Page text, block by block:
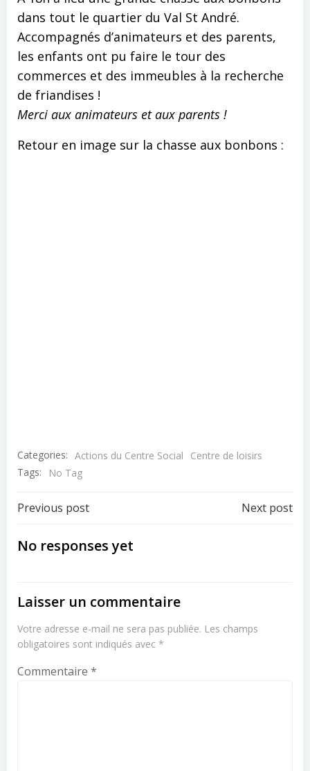
dans tout le quartier du Val St André.
Accompagnés d’animateurs et des parents,
les enfants ont pu faire le tour des
commerces et des immeubles à la recherche
de friandises !
Merci aux animateurs et aux parents !
Retour en image sur la chasse aux bonbons :
Categories: Actions du Centre Social
Centre de loisirs
Tags:
No Tag
Post
navigation
Previous post Next post
No responses yet
Laisser un commentaire
Votre adresse e-mail ne sera pas publiée. Les champs
obligatoires sont indiqués avec *
Commentaire *